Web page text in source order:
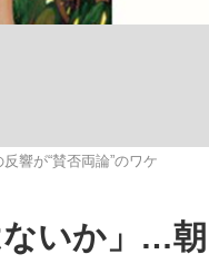
が悪者扱いされているのが
響が“賛否両論”のワケ
ないか」…